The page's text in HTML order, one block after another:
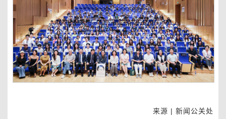
来源 | 新闻公关处